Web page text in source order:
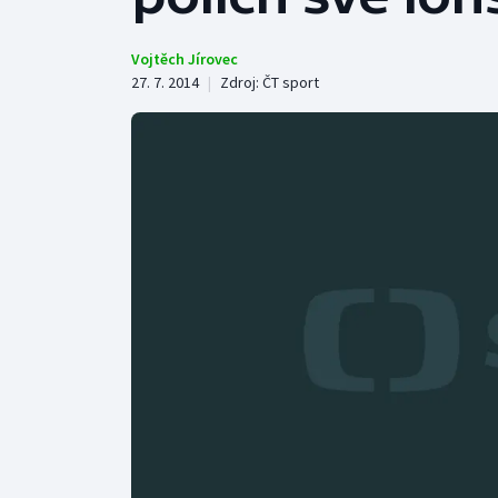
Curling
Florbal
Vojtěch Jírovec
27. 7. 2014 | Zdroj: ČT sport